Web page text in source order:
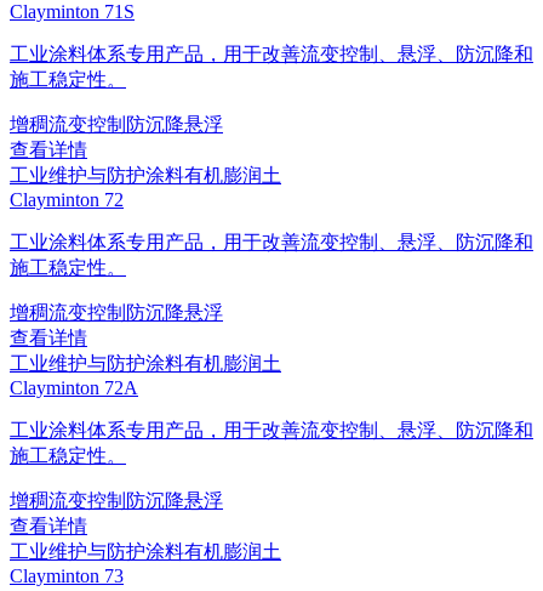
Clayminton 71S
工业涂料体系专用产品，用于改善流变控制、悬浮、防沉降和
施工稳定性。
增稠流变控制 防沉降悬浮
查看详情
工业维护与防护涂料有机膨润土
Clayminton 72
工业涂料体系专用产品，用于改善流变控制、悬浮、防沉降和
施工稳定性。
增稠流变控制 防沉降悬浮
查看详情
工业维护与防护涂料有机膨润土
Clayminton 72A
工业涂料体系专用产品，用于改善流变控制、悬浮、防沉降和
施工稳定性。
增稠流变控制 防沉降悬浮
查看详情
工业维护与防护涂料有机膨润土
Clayminton 73